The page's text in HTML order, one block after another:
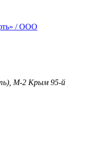
/ ООО
М-2 Крым 95-й